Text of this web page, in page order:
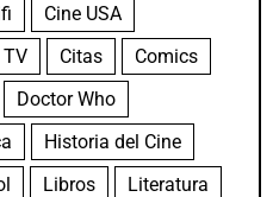
Cine USA
TV Citas
Comics
Doctor Who
Historia del Cine
Libros
Literatura